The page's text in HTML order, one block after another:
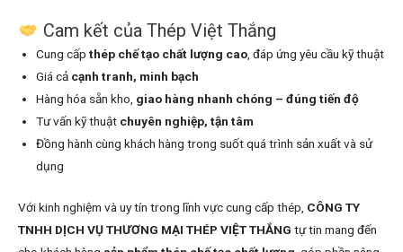
Cam kết của Thép Việt Thắng
Cung cấp thép chế tạo chất lượng cao , đáp ứng yêu cầu kỹ thuật
Giá cả cạnh tranh, minh bạch
Hàng hóa sẵn kho, giao hàng nhanh chóng – đúng tiến độ
Tư vấn kỹ thuật chuyên nghiệp, tận tâm
Đồng hành cùng khách hàng trong suốt quá trình sản xuất và sử
dụng
Với kinh nghiệm và uy tín trong lĩnh vực cung cấp thép, CÔNG TY
TNHH DỊCH VỤ THƯƠNG MẠI THÉP VIỆT THẮNG tự tin mang đến